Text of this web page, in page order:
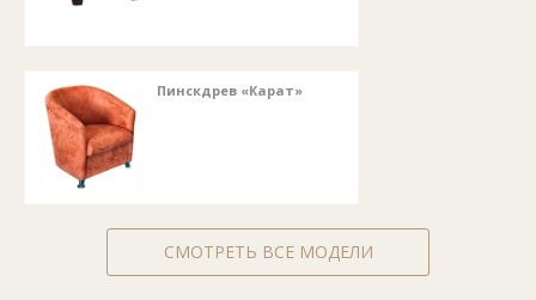
Пинскдрев «Карат»
СМОТРЕТЬ ВСЕ МОДЕЛИ